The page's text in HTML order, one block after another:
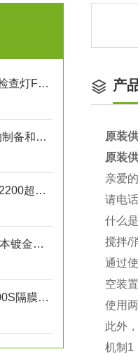
日本FUNATECH船越龙立式检查灯FY-18N原装全新
脱泡搅拌机可用于实验样品的制备和气泡控制
池田屋精品！日本新宇宙XS-2200超薄便携式硫化氢检测仪
池田屋到货YAMAMOTO（山本镀金）B-72WJ
池田屋精品！ULVAC DAT-100S隔膜型干式真空泵技术参数
产
原装
原装
亲爱
请电
什么
搅拌/
通过
空装
使用
此外
机制1